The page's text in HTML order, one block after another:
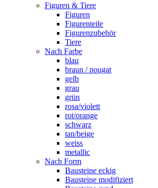
Figuren & Tiere
Figuren
Figurenteile
Figurenzubehör
Tiere
Nach Farbe
blau
braun / nougat
gelb
grau
grün
rosa/violett
rot/orange
schwarz
tan/beige
weiss
metallic
Nach Form
Bausteine eckig
Bausteine modifiziert